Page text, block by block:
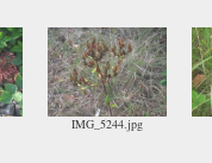
IMG_5244.jpg